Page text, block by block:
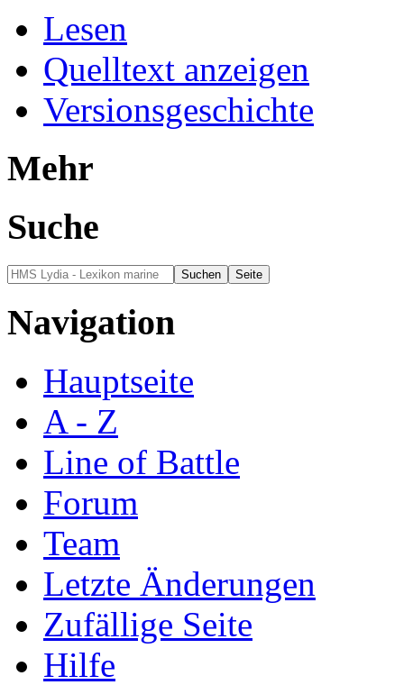
Lesen
Quelltext anzeigen
Versionsgeschichte
Mehr
Suche
Navigation
Hauptseite
A - Z
Line of Battle
Forum
Team
Letzte Änderungen
Zufällige Seite
Hilfe